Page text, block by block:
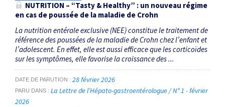
NUTRITION – “Tasty & Healthy” : un nouveau régime
en cas de poussée de la maladie de Crohn
La nutrition entérale exclusive (NEE) constitue le traitement de
référence des poussées de la maladie de Crohn chez l’enfant et
l’adolescent. En effet, elle est aussi efficace que les corticoïdes
sur les symptômes, elle favorise la croissance des ...
DATE DE PARUTION 28 février 2026
PARU DANS
La Lettre de l’Hépato-gastroentérologue / N° 1 - février
2026